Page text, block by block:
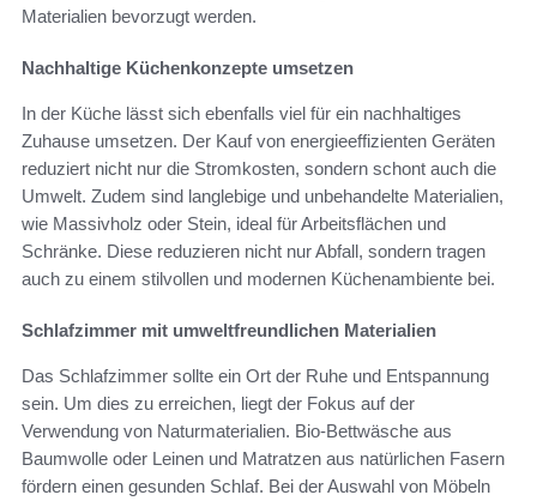
Materialien bevorzugt werden.
Nachhaltige Küchenkonzepte umsetzen
In der Küche lässt sich ebenfalls viel für ein nachhaltiges
Zuhause umsetzen. Der Kauf von energieeffizienten Geräten
reduziert nicht nur die Stromkosten, sondern schont auch die
Umwelt. Zudem sind langlebige und unbehandelte Materialien,
wie Massivholz oder Stein, ideal für Arbeitsflächen und
Schränke. Diese reduzieren nicht nur Abfall, sondern tragen
auch zu einem stilvollen und modernen Küchenambiente bei.
Schlafzimmer mit umweltfreundlichen Materialien
Das Schlafzimmer sollte ein Ort der Ruhe und Entspannung
sein. Um dies zu erreichen, liegt der Fokus auf der
Verwendung von Naturmaterialien. Bio-Bettwäsche aus
Baumwolle oder Leinen und Matratzen aus natürlichen Fasern
fördern einen gesunden Schlaf. Bei der Auswahl von Möbeln